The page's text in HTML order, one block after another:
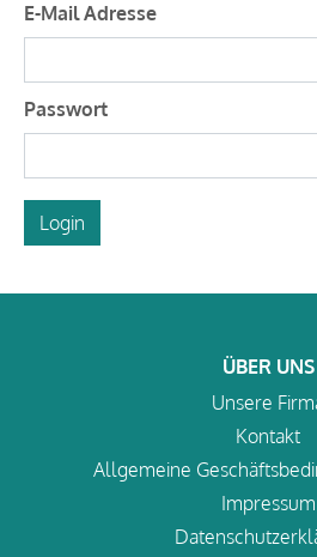
E-Mail Adresse
Passwort
Login
ÜBER UNS
Unsere
Kontakt
Allgemeine
Impressum